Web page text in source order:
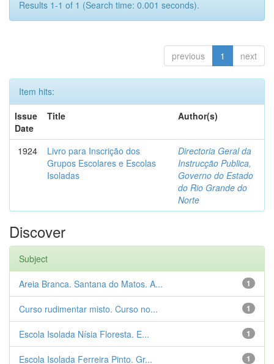
Results 1-1 of 1 (Search time: 0.001 seconds).
previous 1 next
Item hits:
Issue
Date
Title Author(s)
1924
Livro para Inscrição dos
Grupos Escolares e Escolas
Isoladas
Directoria Geral da
Instrucção Publica,
Governo do Estado
do Rio Grande do
Norte
Discover
Subject
1
Areia Branca. Santana do Matos. A...
1
Curso rudimentar misto. Curso no...
1
Escola Isolada Nísia Floresta. E...
1
Escola Isolada Ferreira Pinto. Gr...